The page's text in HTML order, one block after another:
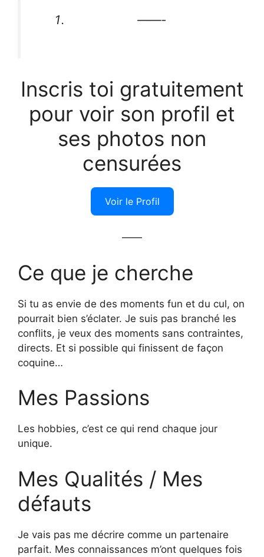
——-
Inscris toi gratuitement
pour voir son profil et
ses photos non
censurées
Voir le Profil
——
Ce que je cherche
Si tu as envie de des moments fun et du cul, on
pourrait bien s’éclater. Je suis pas branché les
conflits, je veux des moments sans contraintes,
directs. Et si possible qui finissent de façon
coquine…
Mes Passions
Les hobbies, c’est ce qui rend chaque jour
unique.
Mes Qualités / Mes
défauts
Je vais pas me décrire comme un partenaire
parfait. Mes connaissances m’ont quelques fois